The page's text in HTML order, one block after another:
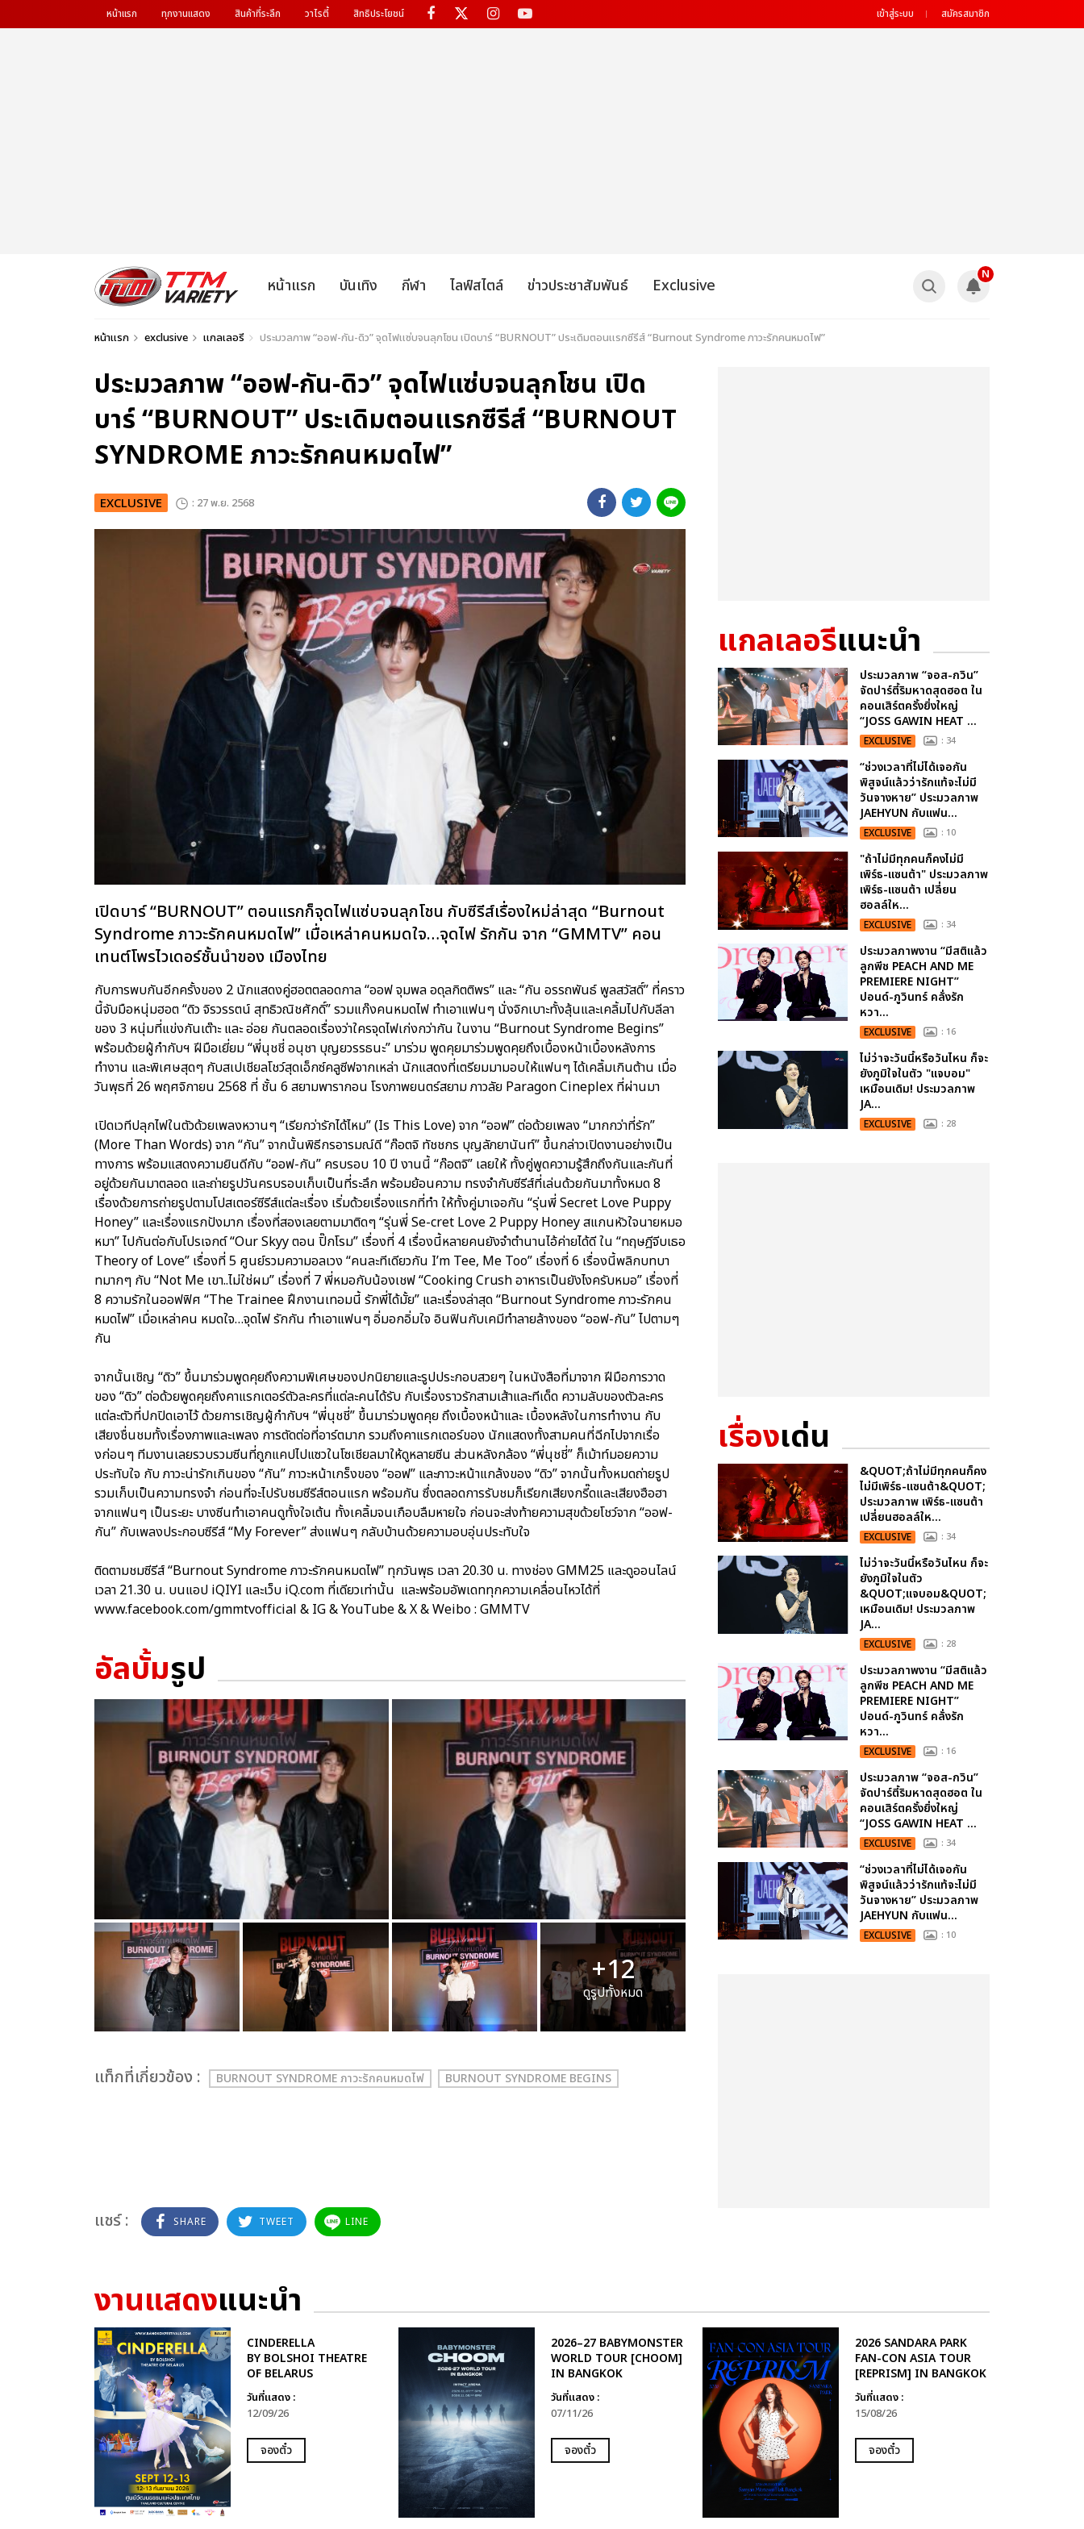
หน้าแรก ทุกงานแสดง สินค้าที่ระลึก วาไรตี้ สิทธิประโยชน์ เข้าสู่ระบบ สมัครสมาชิก
หน้าแรก บันเทิง กีฬา ไลฟ์สไตล์ ข่าวประชาสัมพันธ์ Exclusive
N
หน้าแรก exclusive แกลเลอรี ประมวลภาพ “ออฟ-กัน-ดิว” จุดไฟแซ่บจนลุกโชน เปิดบาร์ “BURNOUT” ประเดิมตอนแรกซีรีส์ “Burnout Syndrome ภาวะรักคนหมดไฟ”
ประมวลภาพ “ออฟ-กัน-ดิว” จุดไฟแซ่บจนลุกโชน เปิด
บาร์ “BURNOUT” ประเดิมตอนแรกซีรีส์ “BURNOUT
SYNDROME ภาวะรักคนหมดไฟ”
EXCLUSIVE : 27 พ.ย. 2568
เปิดบาร์ “BURNOUT” ตอนแรกก็จุดไฟแซ่บจนลุกโชน กับซีรีส์เรื่องใหม่ล่าสุด “Burnout
Syndrome ภาวะรักคนหมดไฟ” เมื่อเหล่าคนหมดใจ…จุดไฟ รักกัน จาก “GMMTV” คอน
เทนต์โพรไวเดอร์ชั้นนำของ เมืองไทย
กับการพบกันอีกครั้งของ 2 นักแสดงคู่ฮอตตลอดกาล “ออฟ จุมพล อดุลกิตติพร” และ “กัน อรรถพันธ์ พูลสวัสดิ์” ที่คราว
นี้จับมือหนุ่มฮอต “ดิว จิรวรรตน์ สุทธิวณิชศักดิ์” รวมแก๊งคนหมดไฟ ทำเอาแฟนๆ นั่งจิกเบาะทั้งลุ้นและเคลิ้มไปกับลีลา
ของ 3 หนุ่มที่แข่งกันเต๊าะ และ อ่อย กันตลอดเรื่องว่าใครจุดไฟเก่งกว่ากัน ในงาน “Burnout Syndrome Begins”
พร้อมด้วยผู้กำกับฯ ฝีมือเยี่ยม “พี่นุชชี่ อนุชา บุญยวรรธนะ” มาร่วม พูดคุยมาร่วมพูดคุยถึงเบื้องหน้าเบื้องหลังการ
ทำงาน และพิเศษสุดๆ กับสเปเชียลโชว์สุดเอ็กซ์คลูซีฟจากเหล่า นักแสดงที่เตรียมมามอบให้แฟนๆ ได้เคลิ้มเกินต้าน เมื่อ
วันพุธที่ 26 พฤศจิกายน 2568 ที่ ชั้น 6 สยามพารากอน โรงภาพยนตร์สยาม ภาวลัย Paragon Cineplex ที่ผ่านมา
เปิดเวทีปลุกไฟในตัวด้วยเพลงหวานๆ “เรียกว่ารักได้ไหม” (Is This Love) จาก “ออฟ” ต่อด้วยเพลง “มากกว่าที่รัก”
(More Than Words) จาก “กัน” จากนั้นพิธีกรอารมณ์ดี “ก๊อตจิ ทัชชกร บุญลัภยานันท์” ขึ้นกล่าวเปิดงานอย่างเป็น
ทางการ พร้อมแสดงความยินดีกับ “ออฟ-กัน” ครบรอบ 10 ปี งานนี้ “ก๊อตจิ” เลยให้ ทั้งคู่พูดความรู้สึกถึงกันและกันที่
อยู่ด้วยกันมาตลอด และถ่ายรูปวันครบรอบเก็บเป็นที่ระลึก พร้อมย้อนความ ทรงจำกับซีรีส์ที่เล่นด้วยกันมาทั้งหมด 8
เรื่องด้วยการถ่ายรูปตามโปสเตอร์ซีรีส์แต่ละเรื่อง เริ่มด้วยเรื่องแรกที่ทำ ให้ทั้งคู่มาเจอกัน “รุ่นพี่ Secret Love Puppy
Honey” และเรื่องแรกปังมาก เรื่องที่สองเลยตามมาติดๆ “รุ่นพี่ Se-cret Love 2 Puppy Honey สแกนหัวใจนายหมอ
หมา” ไปกันต่อกับโปรเจกต์ “Our Skyy ตอน ปิ๊กโรม” เรื่องที่ 4 เรื่องนี้หลายคนยังจำตำนานไอ้ค่ายได้ดี ใน “ทฤษฎีจีบเธอ
Theory of Love” เรื่องที่ 5 ศูนย์รวมความอลเวง “คนละทีเดียวกัน I’m Tee, Me Too” เรื่องที่ 6 เรื่องนี้พลิกบทบา
ทมากๆ กับ “Not Me เขา..ไม่ใช่ผม” เรื่องที่ 7 พี่หมอกับน้องเชฟ “Cooking Crush อาหารเป็นยังไงครับหมอ” เรื่องที่
8 ความรักในออฟฟิศ “The Trainee ฝึกงานเทอมนี้ รักพี่ได้มั้ย” และเรื่องล่าสุด “Burnout Syndrome ภาวะรักคน
หมดไฟ” เมื่อเหล่าคน หมดใจ…จุดไฟ รักกัน ทำเอาแฟนๆ อิ่มอกอิ่มใจ อินฟินกับเคมีทำลายล้างของ “ออฟ-กัน” ไปตามๆ
กัน
จากนั้นเชิญ “ดิว” ขึ้นมาร่วมพูดคุยถึงความพิเศษของปกนิยายและรูปประกอบสวยๆ ในหนังสือที่มาจาก ฝีมือการวาด
ของ “ดิว” ต่อด้วยพูดคุยถึงคาแรกเตอร์ตัวละครที่แต่ละคนได้รับ กับเรื่องราวรักสามเส้าและทีเด็ด ความลับของตัวละคร
แต่ละตัวที่ปกปิดเอาไว้ ด้วยการเชิญผู้กำกับฯ “พี่นุชชี่” ขึ้นมาร่วมพูดคุย ถึงเบื้องหน้าและ เบื้องหลังในการทำงาน กับ
เสียงชื่นชมทั้งเรื่องภาพและเพลง การตัดต่อที่อาร์ตมาก รวมถึงคาแรกเตอร์ของ นักแสดงทั้งสามคนที่ฉีกไปจากเรื่อ
งก่อนๆ ทีมงานเลยรวบรวมซีนที่ถูกแคปไปแซวในโซเชียลมาให้ดูหลายซีน ส่วนหลังกล้อง “พี่นุชชี่” ก็เม้าท์มอยความ
ประทับใจ กับ ภาวะน่ารักเกินของ “กัน” ภาวะหน้าเกร็งของ “ออฟ” และภาวะหน้าแกล้งของ “ดิว” จากนั้นทั้งหมดถ่ายรูป
รวมเก็บเป็นความทรงจำ ก่อนที่จะไปรับชมซีรีส์ตอนแรก พร้อมกัน ซึ่งตลอดการรับชมก็เรียกเสียงกรี๊ดและเสียงฮือฮา
จากแฟนๆ เป็นระยะ บางซีนทำเอาคนดูทั้งใจเต้น ทั้งเคลิ้มจนเกือบลืมหายใจ ก่อนจะส่งท้ายความสุขด้วยโชว์จาก “ออฟ-
กัน” กับเพลงประกอบซีรีส์ “My Forever” ส่งแฟนๆ กลับบ้านด้วยความอบอุ่นประทับใจ
ติดตามชมซีรีส์ “Burnout Syndrome ภาวะรักคนหมดไฟ” ทุกวันพุธ เวลา 20.30 น. ทางช่อง GMM25 และดูออนไลน์
เวลา 21.30 น. บนแอป iQIYI และเว็บ iQ.com ที่เดียวเท่านั้น และพร้อมอัพเดททุกความเคลื่อนไหวได้ที่
www.facebook.com/gmmtvofficial & IG & YouTube & X & Weibo : GMMTV
อัลบั้มรูป
+12
ดูรูปทั้งหมด
เเท็กที่เกี่ยวข้อง : BURNOUT SYNDROME ภาวะรักคนหมดไฟ BURNOUT SYNDROME BEGINS
แชร์ : SHARE TWEET LINE
แกลเลอรีแนะนำ
ประมวลภาพ “จอส-กวิน”
จัดปาร์ตี้ริมหาดสุดฮอต ใน
คอนเสิร์ตครั้งยิ่งใหญ่
“JOSS GAWIN HEAT ...
EXCLUSIVE : 34
“ช่วงเวลาที่ไม่ได้เจอกัน
พิสูจน์แล้วว่ารักแท้จะไม่มี
วันจางหาย” ประมวลภาพ
JAEHYUN กับแฟน...
EXCLUSIVE : 10
"ถ้าไม่มีทุกคนก็คงไม่มี
เพิร์ธ-แซนต้า" ประมวลภาพ
เพิร์ธ-แซนต้า เปลี่ยน
ฮอลล์ให...
EXCLUSIVE : 34
ประมวลภาพงาน “มีสติแล้ว
ลูกพีช PEACH AND ME
PREMIERE NIGHT”
ปอนด์-ภูวินทร์ คลั่งรัก
หวา...
EXCLUSIVE : 16
ไม่ว่าจะวันนี้หรือวันไหน ก็จะ
ยังภูมิใจในตัว "แจบอม"
เหมือนเดิม! ประมวลภาพ
JA...
EXCLUSIVE : 28
เรื่องเด่น
&QUOT;ถ้าไม่มีทุกคนก็คง
ไม่มีเพิร์ธ-แซนต้า&QUOT;
ประมวลภาพ เพิร์ธ-แซนต้า
เปลี่ยนฮอลล์ให...
EXCLUSIVE : 34
ไม่ว่าจะวันนี้หรือวันไหน ก็จะ
ยังภูมิใจในตัว
&QUOT;แจบอม&QUOT;
เหมือนเดิม! ประมวลภาพ
JA...
EXCLUSIVE : 28
ประมวลภาพงาน “มีสติแล้ว
ลูกพีช PEACH AND ME
PREMIERE NIGHT”
ปอนด์-ภูวินทร์ คลั่งรัก
หวา...
EXCLUSIVE : 16
ประมวลภาพ “จอส-กวิน”
จัดปาร์ตี้ริมหาดสุดฮอต ใน
คอนเสิร์ตครั้งยิ่งใหญ่
“JOSS GAWIN HEAT ...
EXCLUSIVE : 34
“ช่วงเวลาที่ไม่ได้เจอกัน
พิสูจน์แล้วว่ารักแท้จะไม่มี
วันจางหาย” ประมวลภาพ
JAEHYUN กับแฟน...
EXCLUSIVE : 10
งานแสดงแนะนำ
CINDERELLA
BY BOLSHOI THEATRE
OF BELARUS
วันที่แสดง :
12/09/26
จองตั๋ว
2026–27 BABYMONSTER
WORLD TOUR [CHOOM]
IN BANGKOK
วันที่แสดง :
07/11/26
จองตั๋ว
2026 SANDARA PARK
FAN-CON ASIA TOUR
[REPRISM] IN BANGKOK
วันที่แสดง :
15/08/26
จองตั๋ว